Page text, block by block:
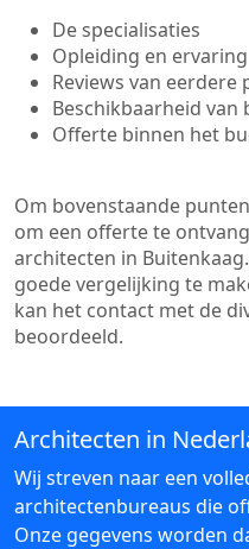
De specialisaties
Opleiding en ervaring
Reviews van eerdere
Beschikbaarheid
Offerte binnen het
Om bovenstaande
om een offerte te
architecten in
goede vergelijking te
kan het contact met de
beoordeeld.
Architecten in
Wij streven naar een
architectenbureaus die
Onze gegevens worden